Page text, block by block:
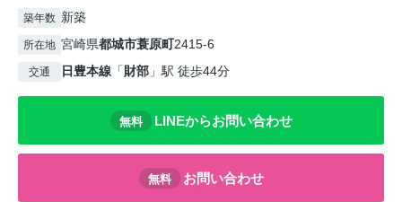
築年数 新築
所在地 宮崎県都城市蓑原町2415-6
交通 日豊本線 「財部 」駅 徒歩44分
無料 LINEからお問い合わせ
無料 お問い合わせ